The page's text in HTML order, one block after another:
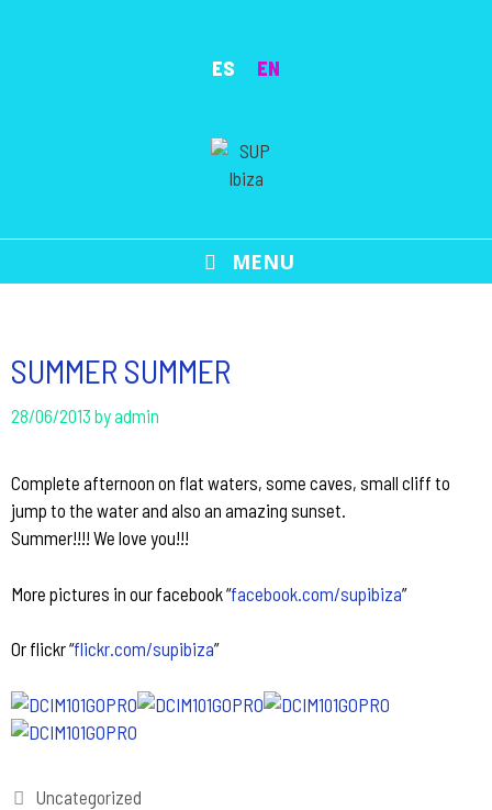
ES EN
MENU
SUMMER SUMMER
28/06/2013 byadmin
Complete afternoon on flat waters, some caves, small cliff to
jump to the water and also an amazing sunset.
Summer!!!! We love you!!!
More pictures in our facebook “facebook.com/supibiza”
Or flickr “flickr.com/supibiza”
Categories
Uncategorized